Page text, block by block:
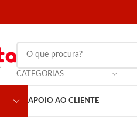
CATEGORIAS
APOIO AO CLIENTE